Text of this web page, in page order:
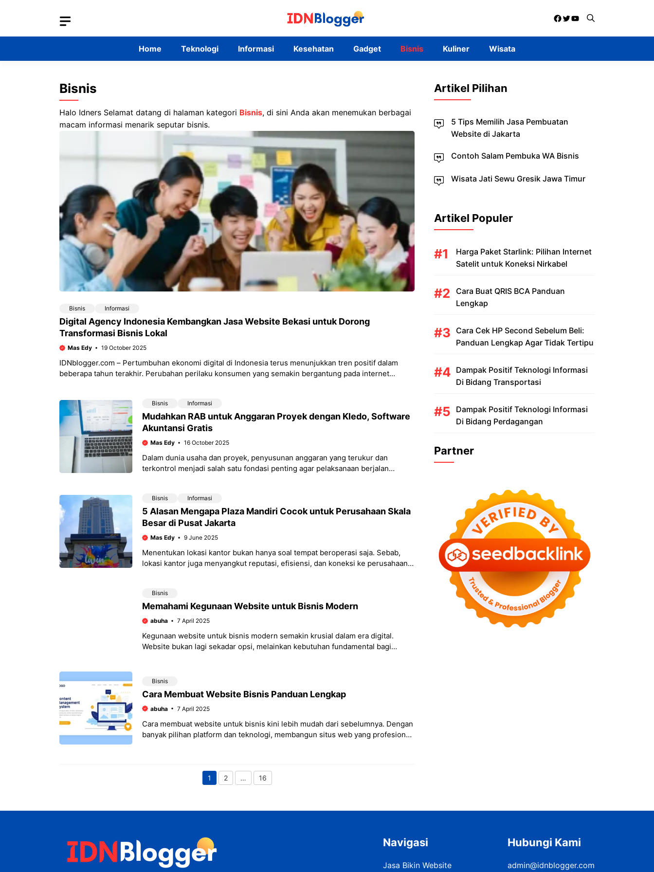
Facebook
Twitter
YouTube
Home Teknologi Informasi Kesehatan Gadget Bisnis Kuliner Wisata
Bisnis
Halo Idners Selamat datang di halaman kategori Bisnis, di sini Anda akan menemukan berbagai
macam informasi menarik seputar bisnis.
Bisnis Informasi
Digital Agency Indonesia Kembangkan Jasa Website Bekasi untuk Dorong
Transformasi Bisnis Lokal
Mas Edy 19 October 2025
IDNblogger.com – Pertumbuhan ekonomi digital di Indonesia terus menunjukkan tren positif dalam
beberapa tahun terakhir. Perubahan perilaku konsumen yang semakin bergantung pada internet
Bisnis Informasi
Mudahkan RAB untuk Anggaran Proyek dengan Kledo, Software
Akuntansi Gratis
Mas Edy 16 October 2025
Dalam dunia usaha dan proyek, penyusunan anggaran yang terukur dan
terkontrol menjadi salah satu fondasi penting agar pelaksanaan berjalan
Bisnis Informasi
5 Alasan Mengapa Plaza Mandiri Cocok untuk Perusahaan Skala
Besar di Pusat Jakarta
Mas Edy 9 June 2025
Menentukan lokasi kantor bukan hanya soal tempat beroperasi saja. Sebab,
lokasi kantor juga menyangkut reputasi, efisiensi, dan koneksi ke perusahaan.
Bisnis
Memahami Kegunaan Website untuk Bisnis Modern
abuha 7 April 2025
Kegunaan website untuk bisnis modern semakin krusial dalam era digital.
Website bukan lagi sekadar opsi, melainkan kebutuhan fundamental bagi
Bisnis
Cara Membuat Website Bisnis Panduan Lengkap
abuha 7 April 2025
Cara membuat website untuk bisnis kini lebih mudah dari sebelumnya. Dengan
banyak pilihan platform dan teknologi, membangun situs web yang profesional
Page
1 Page
2 … Page
16
Artikel Pilihan
5 Tips Memilih Jasa Pembuatan
Website di Jakarta
Contoh Salam Pembuka WA Bisnis
Wisata Jati Sewu Gresik Jawa Timur
Artikel Populer
Harga Paket Starlink: Pilihan Internet
Satelit untuk Koneksi Nirkabel
Cara Buat QRIS BCA Panduan
Lengkap
Cara Cek HP Second Sebelum Beli:
Panduan Lengkap Agar Tidak Tertipu
Dampak Positif Teknologi Informasi
Di Bidang Transportasi
Dampak Positif Teknologi Informasi
Di Bidang Perdagangan
Partner
Navigasi
Jasa Bikin Website
Hubungi Kami
admin@idnblogger.com